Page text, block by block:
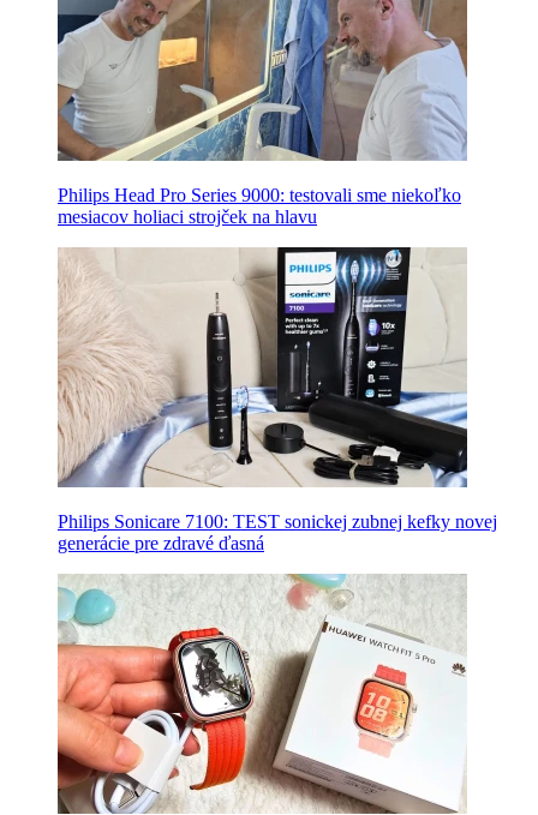
Philips Head Pro Series 9000: testovali sme niekoľko
mesiacov holiaci strojček na hlavu
Philips Sonicare 7100: TEST sonickej zubnej kefky novej
generácie pre zdravé ďasná